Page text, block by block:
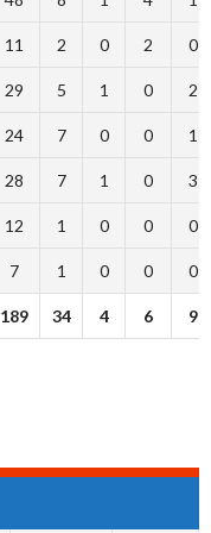
11 2 0 2 0
29 5 1 0 2
24 7 0 0 1
28 7 1 0 3
12 1 0 0 0
7 1 0 0 0
189 34 4 6 9